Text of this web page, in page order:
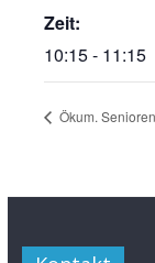
Zeit:
10:15 - 11:15
Ökum.